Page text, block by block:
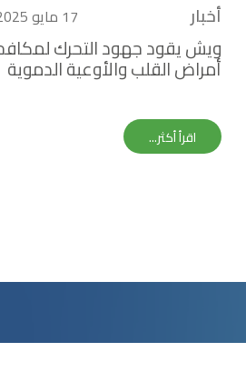
أخبار 17 مايو 2025
ويش يقود جهود التحرك
أمراض القلب والأوعية الدموية
خلال القمة العالمية للقلب 2025
اقرأ أكثر...